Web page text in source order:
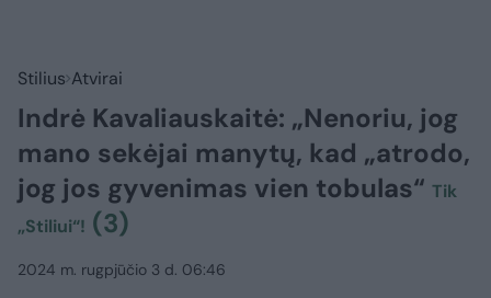
Stilius Atvirai
Indrė Kavaliauskaitė: „Nenoriu, jog
mano sekėjai manytų, kad „atrodo,
jog jos gyvenimas vien tobulas“ Tik
„Stiliui“! (3)
2024 m. rugpjūčio 3 d. 06:46